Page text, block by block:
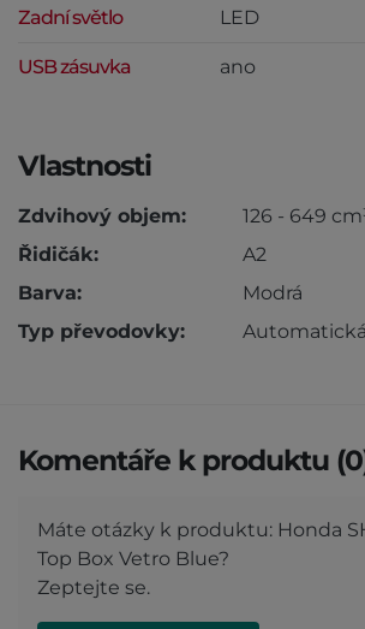
Zadní světlo LED
USB zásuvka ano
Vlastnosti
Zdvihový objem:
126 - 649
Řidičák:
A2
Barva:
Modrá
Typ převodovky:
Komentáře k produktu
Máte otázky k produktu: Honda
Top Box Vetro Blue?
Zeptejte se.